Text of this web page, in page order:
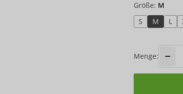
Größe: M
S
M L
Menge: